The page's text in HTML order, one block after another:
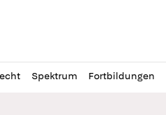
Spektrum Fortbildungen